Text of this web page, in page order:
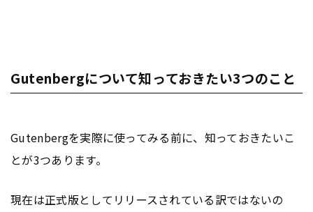
Gutenbergについて知っておきたい3つのこと
Gutenbergを実際に使ってみる前に、知っておきたいこ
とが3つあります。
現在は正式版としてリリースされている訳ではないの